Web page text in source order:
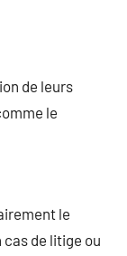
de leurs
le
le
de litige ou